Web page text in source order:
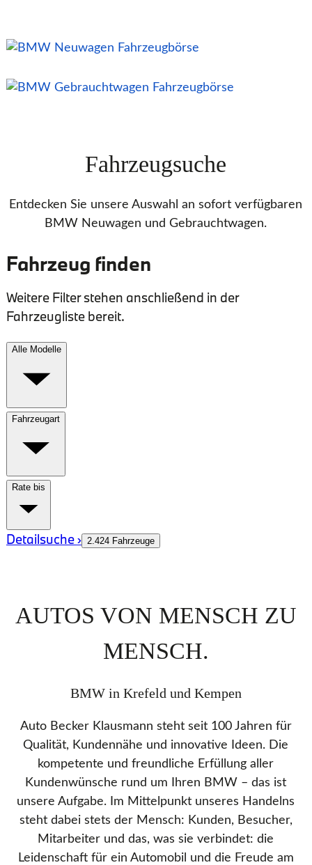
Fahrzeugsuche
Entdecken Sie unsere Auswahl an sofort verfügbaren
BMW Neuwagen und Gebrauchtwagen.
AUTOS VON MENSCH ZU
MENSCH.
BMW in Krefeld und Kempen
Auto Becker Klausmann steht seit 100 Jahren für
Qualität, Kundennähe und innovative Ideen. Die
kompetente und freundliche Erfüllung aller
Kundenwünsche rund um Ihren BMW – das ist
unsere Aufgabe. Im Mittelpunkt unseres Handelns
steht dabei stets der Mensch: Kunden, Besucher,
Mitarbeiter und das, was sie verbindet: die
Leidenschaft für ein Automobil und die Freude am